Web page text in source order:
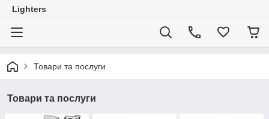
Lighters
Товари та послуги
Товари та послуги